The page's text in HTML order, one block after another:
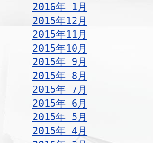
2016年 1月
2015年12月
2015年11月
2015年10月
2015年 9月
2015年 8月
2015年 7月
2015年 6月
2015年 5月
2015年 4月